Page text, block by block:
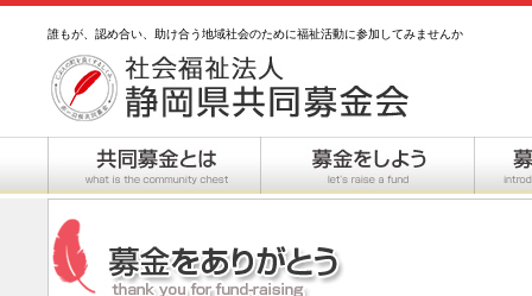
誰もが、認め合い、助け合う地域社会のために福祉活動に参加してみませんか